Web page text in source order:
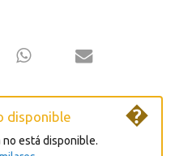
disponible
no está disponible.
�